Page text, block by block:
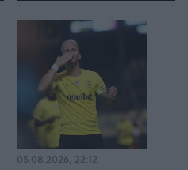
05.08.2026, 22:12